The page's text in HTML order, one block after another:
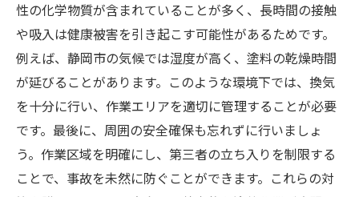
性の化学物質が含まれていることが多く、長時間の接触
や吸入は健康被害を引き起こす可能性があるためです。
例えば、静岡市の気候では湿度が高く、塗料の乾燥時間
が延びることがあります。このような環境下では、換気
を十分に行い、作業エリアを適切に管理することが必要
です。最後に、周囲の安全確保も忘れずに行いましょ
う。作業区域を明確にし、第三者の立ち入りを制限する
ことで、事故を未然に防ぐことができます。これらの対